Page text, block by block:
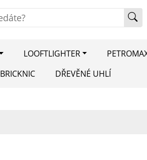
LOOFTLIGHTER
BRICKNIC DŘEVĚNÉ UHLÍ